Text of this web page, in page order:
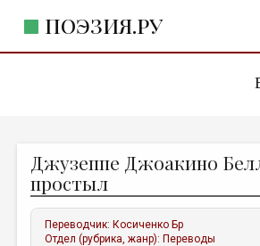
ПОЭЗИЯ.РУ
ЖАНРЫ
АВТОРЫ
КОММЕНТАРИИ
Джузеппе Джоакино
простыл
Переводчик: Косиченко Бр
Отдел (рубрика, жанр): Переводы